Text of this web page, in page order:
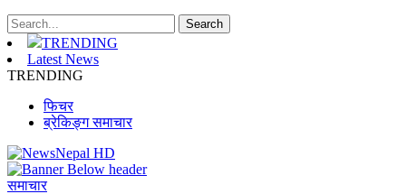
TRENDING
Latest News
TRENDING
फिचर
ब्रेकिङ्ग समाचार
समाचार